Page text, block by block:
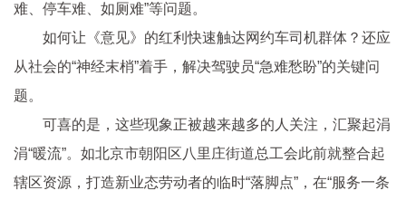
难、停车难、如厕难”等问题。
如何让《意见》的红利快速触达网约车司机群体？还应
从社会的“神经末梢”着手，解决驾驶员“急难愁盼”的关键问
题。
可喜的是，这些现象正被越来越多的人关注，汇聚起涓
涓“暖流”。如北京市朝阳区八里庄街道总工会此前就整合起
辖区资源，打造新业态劳动者的临时“落脚点”，在“服务一条